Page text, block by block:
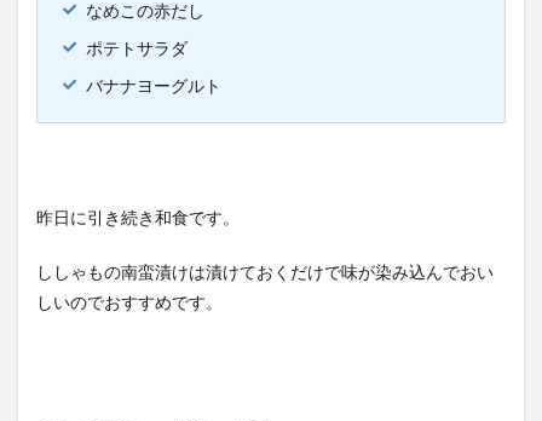
なめこの赤だし
ポテトサラダ
バナナヨーグルト
昨日に引き続き和食です。
ししゃもの南蛮漬けは漬けておくだけで味が染み込んでおい
しいのでおすすめです。